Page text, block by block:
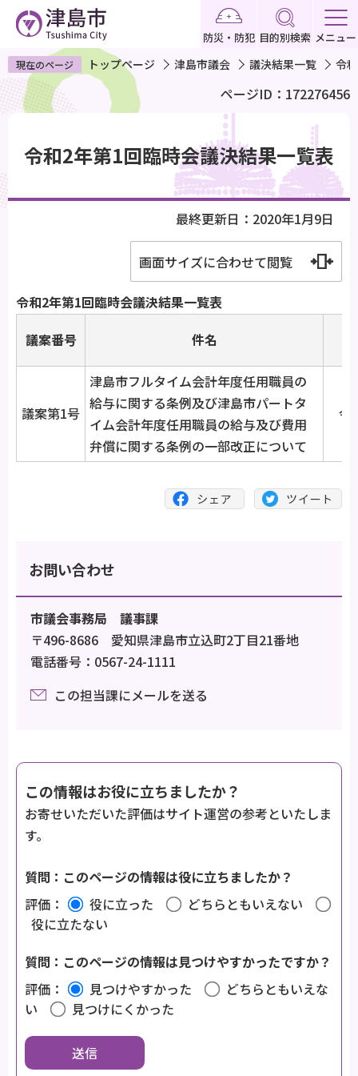
ペ
ー
ジ
で
す
防災・防犯 目的別検索 メニュー
現在のページ トップページ 津島市議会 議決結果一覧 令
ページID：172276456
令和2年第1回臨時会議決結果一覧表
最終更新日：2020年1月9日
画面サイズに合わせて閲覧
令和2年第1回臨時会議決結果一覧表
議案番号
件名
議案第1号
津島市フルタイム会計年度任用職員の
給与に関する条例及び津島市パートタ
イム会計年度任用職員の給与及び費用
弁償に関する条例の一部改正について
令
お問い合わせ
市議会事務局 議事課
〒496-8686 愛知県津島市立込町2丁目21番地
電話番号：0567-24-1111
この担当課にメールを送る
この情報はお役に立ちましたか？
お寄せいただいた評価はサイト運営の参考といたしま
す。
質問：このページの情報は役に立ちましたか？
評価：
役に立った
どちらともいえない
役に立たない
質問：このページの情報は見つけやすかったですか？
評価：
見つけやすかった
どちらともいえな
い
見つけにくかった